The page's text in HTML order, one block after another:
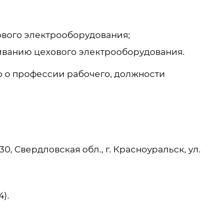
электрооборудования;
цехового электрооборудования.
о профессии рабочего, должности
Свердловская обл., г. Красноуральск, ул.